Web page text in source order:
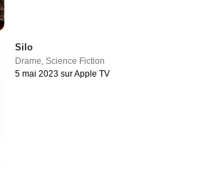
Silo
Drame,Science Fiction
5 mai 2023 sur Apple TV